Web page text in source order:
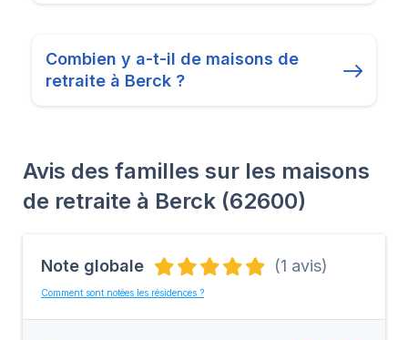
Combien y a-t-il de maisons de
retraite à Berck ?
Avis des familles sur les maisons
de retraite à Berck (62600)
Note globale (1 avis)
Comment sont notées les résidences ?